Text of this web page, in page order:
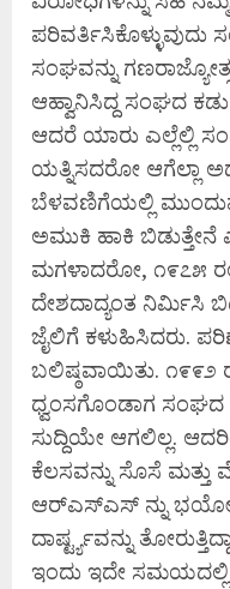
ಪರಿವರ್ತಿಸಿಕೊಳ್ಳುವುದು
ಸಂಘವನ್ನು
ಆಹ್ವಾನಿಸಿದ್ದ ಸಂಘದ
ಆದರೆ ಯಾರು ಎಲ್ಲೆಲ್ಲಿ
ಯತ್ನಿಸದರೋ ಆಗೆಲ್ಲಾ
ಬೆಳವಣಿಗೆಯಲ್ಲಿ
ಅಮುಕಿ ಹಾಕಿ ಬಿಡುತ್ತೇನೆ
ಮಗಳಾದರೋ, ೧೯೭೫
ದೇಶದಾದ್ಯಂತ ನಿರ್ಮಿಸಿ
ಜೈಲಿಗೆ ಕಳುಹಿಸಿದರು.
ಬಲಿಷ್ಠವಾಯಿತು. ೧೯೯೨
ಧ್ವಂಸಗೊಂಡಾಗ
ಸುದ್ದಿಯೇ ಆಗಲಿಲ್ಲ.
ಕೆಲಸವನ್ನು ಸೊಸೆ ಮತ್ತು
ಆರ್‌ಎಸ್‌ಎಸ್ ನ್ನು
ದಾರ್ಷ್ಟ್ಯವನ್ನು
ಇಂದು ಇದೇ ಸಮಯದಲ್ಲಿ